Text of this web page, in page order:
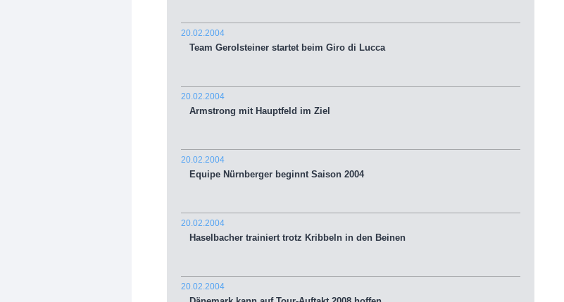
20.02.2004
Team Gerolsteiner startet beim Giro di Lucca
20.02.2004
Armstrong mit Hauptfeld im Ziel
20.02.2004
Equipe Nürnberger beginnt Saison 2004
20.02.2004
Haselbacher trainiert trotz Kribbeln in den Beinen
20.02.2004